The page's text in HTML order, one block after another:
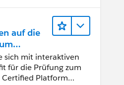
auf die
Certified
sich mit interaktiven
für die Prüfung zum
Certified Platform